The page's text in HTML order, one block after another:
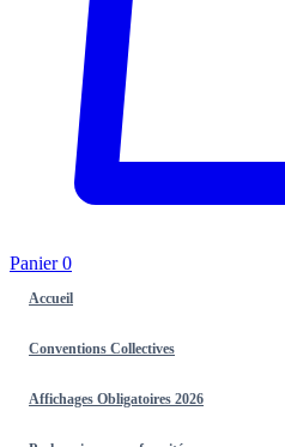
Panier0
Accueil
Conventions Collectives
Affichages Obligatoires 2026